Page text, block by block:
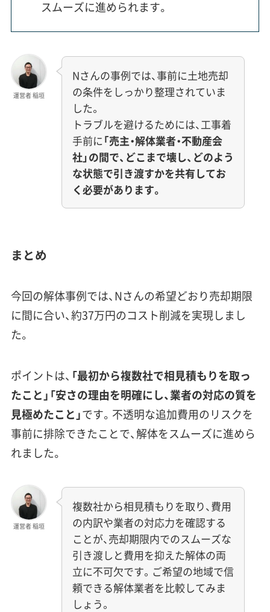
スムーズに進められます。
運営者 稲垣
Nさんの事例では、事前に土地売却
の条件をしっかり整理されていま
した。
トラブルを避けるためには、工事着
手前に「売主・解体業者・不動産会
社」の間で、どこまで壊し、どのよう
な状態で引き渡すかを共有してお
く必要があります。
まとめ
今回の解体事例では、Nさんの希望どおり売却期限
に間に合い、約37万円のコスト削減を実現しまし
た。
ポイントは、 「最初から複数社で相見積もりを取っ
たこと」「安さの理由を明確にし、業者の対応の質を
見極めたこと」です。不透明な追加費用のリスクを
事前に排除できたことで、解体をスムーズに進めら
れました。
運営者 稲垣
複数社から相見積もりを取り、費用
の内訳や業者の対応力を確認する
ことが、売却期限内でのスムーズな
引き渡しと費用を抑えた解体の両
立に不可欠です。ご希望の地域で信
頼できる解体業者を比較してみま
しょう。